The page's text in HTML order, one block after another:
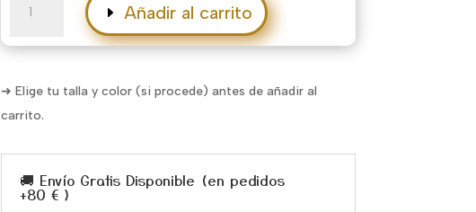
Añadir al carrito
➜ Elige tu talla y color (si procede) antes de añadir al
carrito.
🚚 Envío Gratis Disponible (en pedidos
+80 € )